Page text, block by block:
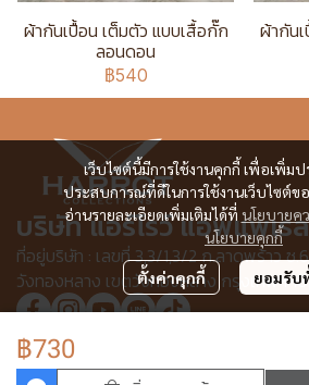
ผ้ากันเปื้อน เต็มตัว แบบเสื้อกั๊ก
ลอนดอน
฿540
ผ้ากัน
฿730
เว็บไซต์นี้มีการใช้งานคุกกี้ เพื่อเพิ่ม
ประสบการณ์ที่ดีในการใช้งานเว็บไซต์ข
อ่านรายละเอียดเพิ่มเติมได้ที่ นโยบายค
นโยบายคุกกี้
ตั้งค่าคุกกี้ ยอมรับ
บริษัท แอร์โรว์ แอพแพเร
ที่อยู่บริษัท : เลขที่ 3,3/1,3/2 ก.ลาดพร้าว ซ
วังทองหลาง เขตวังทองหลาง กรุงเทพฯ
© Copyright 2025 All Rights